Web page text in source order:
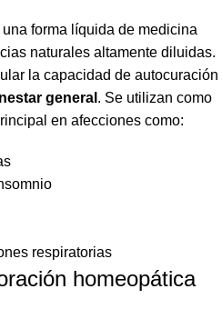
forma líquida de medicina
naturales altamente diluidas.
la capacidad de autocuración
general . Se utilizan como
en afecciones como:
respiratorias
homeopática